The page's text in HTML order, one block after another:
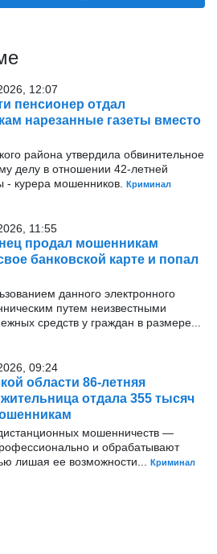
12:07
пенсионер отдал
нарезанные газеты вместо
района утвердила обвинительное
делу в отношении 42-летней
- курера мошенников.
Криминал
11:55
продал мошенникам
банковской карте и попал
данного электронного
путем неизвестными
средств у граждан в размере...
09:24
области 86-летняя
отдала 355 тысяч
мошенничеств —
и обрабатывают
лишая ее возможности...
Криминал